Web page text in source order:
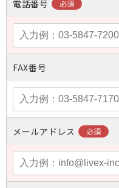
電話番号
FAX番号
メールアドレス